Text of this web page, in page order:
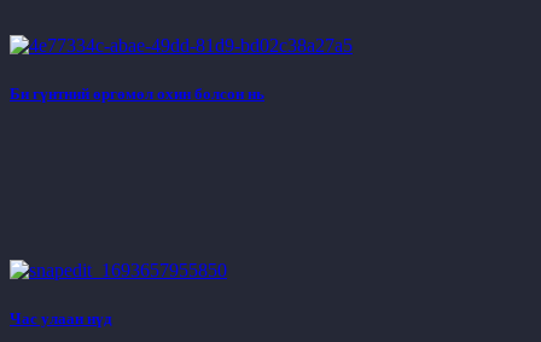
Би гүнтний өргөмөл охин болсон нь
Час улаан нүд